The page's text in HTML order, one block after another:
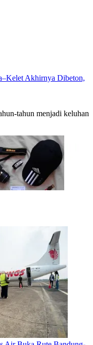
Akhirnya Dibeton,
tahun menjadi keluhan